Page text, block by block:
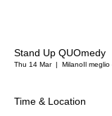
Stand Up QUOmedy
Thu 14 Mar
  |
MilanoIl meglio
Time & Location